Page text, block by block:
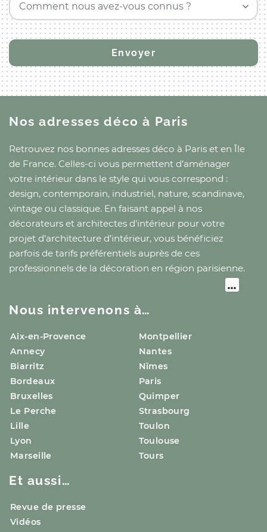
Comment nous avez-vous connus ?
Nos adresses décoà Paris
Retrouvez nos bonnes adresses déco à Paris et en Île
de France. Celles-ci vous permettent d’aménager
votre intérieur dans le style qui vous correspond :
design, contemporain, industriel, nature, scandinave,
vintage ou classique. En faisant appel à nos
décorateurs et architectes d’intérieur pour votre
projet d’architecture d’intérieur, vous bénéficiez
parfois de tarifs préférentiels auprès de ces
professionnels de la décoration en région parisienne.
Nous intervenons à…
Aix-en-Provence
Annecy
Biarritz
Bordeaux
Bruxelles
Le Perche
Lille
Lyon
Marseille
Montpellier
Nantes
Nîmes
Paris
Quimper
Strasbourg
Toulon
Toulouse
Tours
Et aussi…
Revue de presse
Vidéos